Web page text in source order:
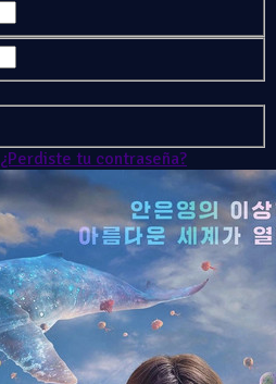
¿Perdiste tu contraseña?